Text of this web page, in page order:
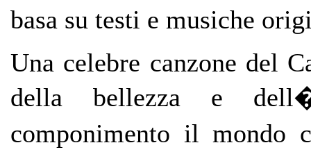
basa su testi e musiche
Una celebre canzone del
della bellezza e
componimento il mondo